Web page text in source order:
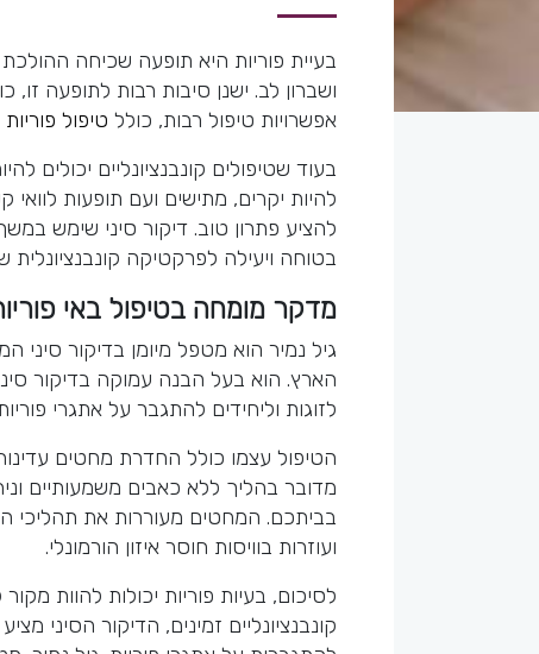
בעיית פוריות היא תופעה שכיחה ההולכת
ושברון לב. ישנן סיבות רבות לתופעה זו,
אפשרויות טיפול רבות, כולל טיפול פוריות
בעוד שטיפולים קונבנציונליים יכולים
להיות יקרים, מתישים ועם תופעות
להציע פתרון טוב. דיקור סיני שימש
בטוחה ויעילה לפרקטיקה קונבנציונלית
מדקר מומחה בטיפול באי
גיל נמיר הוא מטפל מיומן בדיקור סיני
הארץ. הוא בעל הבנה עמוקה בדיקור
לזוגות וליחידים להתגבר על אתגרי
הטיפול עצמו כולל החדרת מחטים
מדובר בהליך ללא כאבים משמעותיים
בביתכם. המחטים מעוררות את תהליכי
ועוזרות בוויסות חוסר איזון הורמונלי.
לסיכום, בעיות פוריות יכולות להוות
קונבנציונליים זמינים, הדיקור הסיני